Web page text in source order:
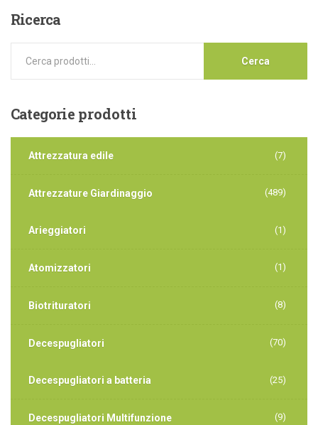
Ricerca
Cerca
Categorieprodotti
Attrezzatura edile (7)
Attrezzature Giardinaggio (489)
Arieggiatori (1)
Atomizzatori (1)
Biotrituratori (8)
Decespugliatori (70)
Decespugliatori a batteria (25)
Decespugliatori Multifunzione (9)